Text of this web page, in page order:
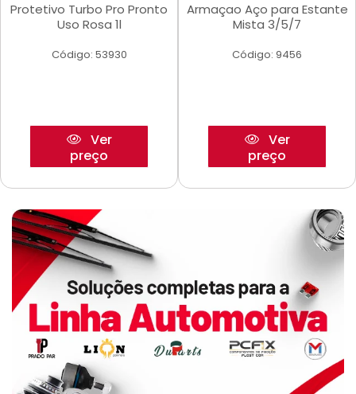
Protetivo Turbo Pro Pronto
Uso Rosa 1l
Código: 53930
Ver
preço
Armaçao Aço para Estante
Mista 3/5/7
Código: 9456
Ver
preço